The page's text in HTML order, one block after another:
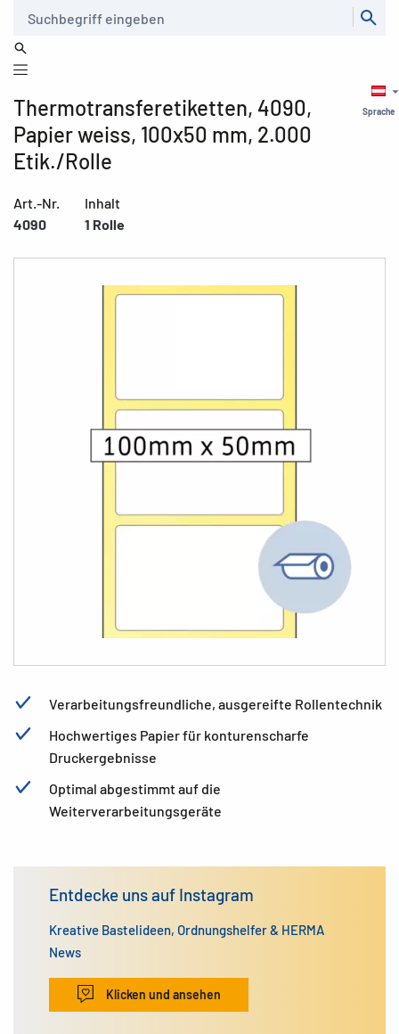
Sprache
Thermotransferetiketten, 4090,
Papier weiss, 100x50 mm, 2.000
Etik./Rolle
Art.-Nr.
4090
Inhalt
1 Rolle
Verarbeitungsfreundliche, ausgereifte Rollentechnik
Hochwertiges Papier für konturenscharfe
Druckergebnisse
Optimal abgestimmt auf die
Weiterverarbeitungsgeräte
Entdecke uns auf Instagram
Kreative Bastelideen, Ordnungshelfer & HERMA
News
Klicken und ansehen